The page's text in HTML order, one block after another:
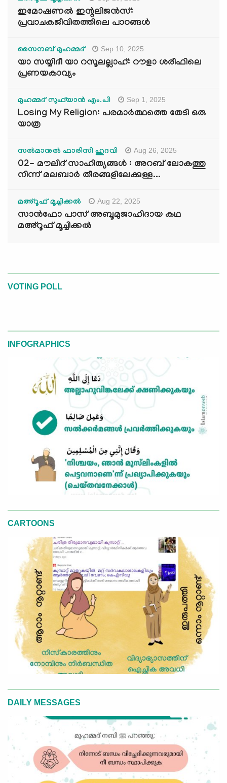
ഇമോഷണൽ ഇന്റലിജൻസ്:
പ്രവാചകജീവിതത്തിലെ പാഠങ്ങൾ
സൈനബ് മുഹമ്മദ് Sep 10, 2025
യാ സയ്യിദീ യാ റസൂലല്ലാഹ്: റൗളാ ശരീഫിലെ
പ്രണയകാവ്യം
മുഹമ്മദ് സുഫ്‌യാൻ എം.പി Sep 1, 2025
Losing My Religion: പരമാർത്ഥത്തെ തേടി ഒരു
യാത്ര
സൽമാനുൽ ഫാരിസി ഹുദവി Aug 26, 2025
02- മൗലിദ് സാഹിത്യങ്ങൾ : അറബ് ലോകത്തു
നിന്ന് മലബാർ തീരങ്ങളിലേക്കുള്ള...
മഅ്റൂഫ് മൂച്ചിക്കല്‍ Aug 22, 2025
സാൻഫോ പാസ് അബൂമുജാഹിദായ കഥ
മഅ്റൂഫ് മൂച്ചിക്കല്‍
VOTING POLL
INFOGRAPHICS
CARTOONS
DAILY MESSAGES